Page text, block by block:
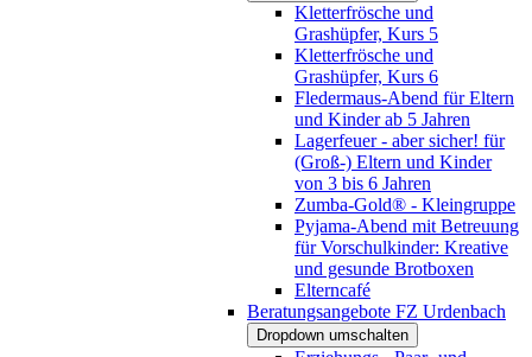
Kletterfrösche und
Grashüpfer, Kurs 5
Kletterfrösche und
Grashüpfer, Kurs 6
Fledermaus-Abend für Eltern
und Kinder ab 5 Jahren
Lagerfeuer - aber sicher! für
(Groß-) Eltern und Kinder
von 3 bis 6 Jahren
Zumba-Gold® - Kleingruppe
Pyjama-Abend mit Betreuung
für Vorschulkinder: Kreative
und gesunde Brotboxen
Elterncafé
Beratungsangebote FZ Urdenbach
Dropdown umschalten